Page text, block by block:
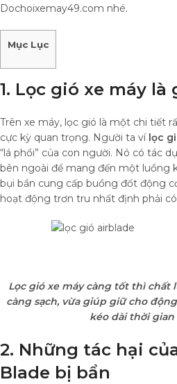
Dochoixemay49.com nhé.
Mục Lục
1. Lọc gió xe máy là
Trên xe máy, lọc gió là một chi tiết
cực kỳ quan trọng. Người ta ví lọc
“lá phổi” của con người. Nó có tác
bên ngoài để mang đến một luồng
bụi bẩn cung cấp buồng đốt động
hoạt động trơn tru nhất định phải
Lọc gió xe máy càng tốt thì
càng sạch, vừa giúp giữ cho
kéo dài thời
2. Những tác hại
Blade bị bẩn